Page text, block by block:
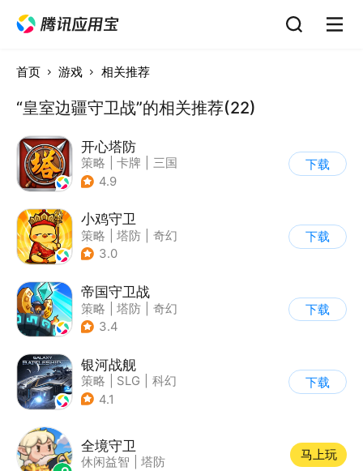
首页 游戏 相关推荐
“皇室边疆守卫战”的相关推荐(22)
开心塔防
策略 卡牌
三国
| 中国风
4.9
下载
小鸡守卫
策略 塔防
奇幻
| Q版
3.0
下载
帝国守卫战
策略 塔防
奇幻
| 卡通
3.4
下载
银河战舰
策略 SLG
科幻
| 星战
4.1
下载
全境守卫
休闲益智 塔防
马上玩